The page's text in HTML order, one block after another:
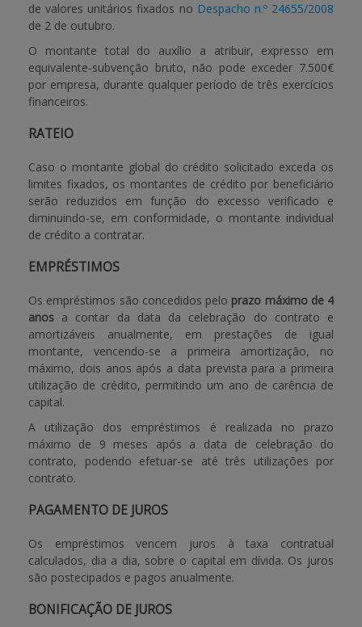
de valores unitários fixados no Despacho n.º 24655/2008
de 2 de outubro.
O montante total do auxílio a atribuir, expresso em
equivalente-subvenção bruto, não pode exceder 7.500€
por empresa, durante qualquer período de três exercícios
financeiros.
RATEIO
Caso o montante global do crédito solicitado exceda os
limites fixados, os montantes de crédito por beneficiário
serão reduzidos em função do excesso verificado e
diminuindo-se, em conformidade, o montante individual
de crédito a contratar.
EMPRÉSTIMOS
Os empréstimos são concedidos pelo prazo máximo de 4
anos a contar da data da celebração do contrato e
amortizáveis anualmente, em prestações de igual
montante, vencendo-se a primeira amortização, no
máximo, dois anos após a data prevista para a primeira
utilização de crédito, permitindo um ano de carência de
capital.
A utilização dos empréstimos é realizada no prazo
máximo de 9 meses após a data de celebração do
contrato, podendo efetuar-se até três utilizações por
contrato.
PAGAMENTO DE JUROS
Os empréstimos vencem juros à taxa contratual
calculados, dia a dia, sobre o capital em dívida. Os juros
são postecipados e pagos anualmente.
BONIFICAÇÃO DE JUROS